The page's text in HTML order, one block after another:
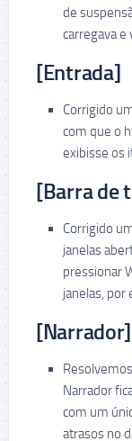
de
carregava e
[Entrada]
Corrigido
com que o
exibisse os
[Barra de
Corrigido
janelas
pressionar
janelas, por
[Narrador]
Narrador
com um
atrasos no